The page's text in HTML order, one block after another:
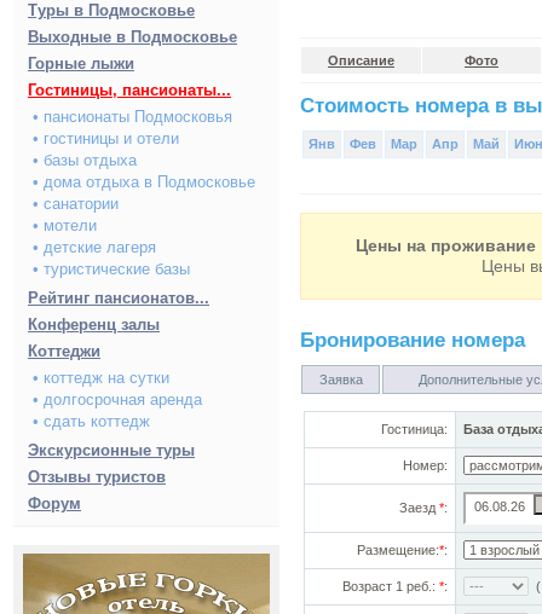
Туры в Подмосковье
Выходные в Подмосковье
Горные лыжи
Гостиницы, пансионаты...
• пансионаты Подмосковья
• гостиницы и отели
• базы отдыха
• дома отдыха в Подмосковье
• санатории
• мотели
• детские лагеря
• туристические базы
Рейтинг пансионатов...
Конференц залы
Коттеджи
• коттедж на сутки
• долгосрочная аренда
• сдать коттедж
Экскурсионные туры
Отзывы туристов
Форум
Описание Фото
Стоимость номера в
Янв Фев Мар Апр Май Июн
Цены на проживание
Цены
Бронирование номера
Заявка Дополнительные
Гостиница: База
Номер:
Заезд *:
Размещение:*:
Возраст 1 реб.: *: